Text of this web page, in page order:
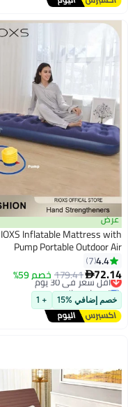
عرض
Inflatable Mattress with
Pump Portable Outdoor Air
Mattress Foldable Single
Thickened Flocking Mattress for
Outdoor and Home
4.4
7
72.14
179.41خصم 59% أقل سعر في 30 يوم
توصيل مجاني
أقل سعر في 30 يوم
خصم إضافي %15 + 1